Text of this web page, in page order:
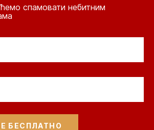
спамовати небитним